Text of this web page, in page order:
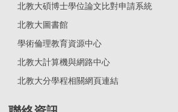
北教大碩博士學位論文比對申請系統
北教大圖書館
學術倫理教育資源中心
北教大計算機與網路中心
北教大分學程相關網頁連結